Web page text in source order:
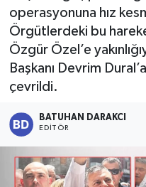
operasyonuna hız
Örgütlerdeki bu
Özgür Özel’e
Başkanı Devrim
çevrildi.
BATUHAN DARAKCI
EDITÖR
Bartın
Karabük
Ulusal